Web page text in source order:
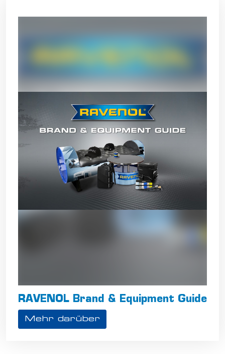
RAVENOL Brand & Equipment Guide
Mehr darüber